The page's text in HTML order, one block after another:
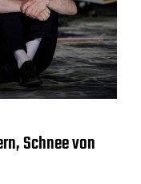
Schnee von